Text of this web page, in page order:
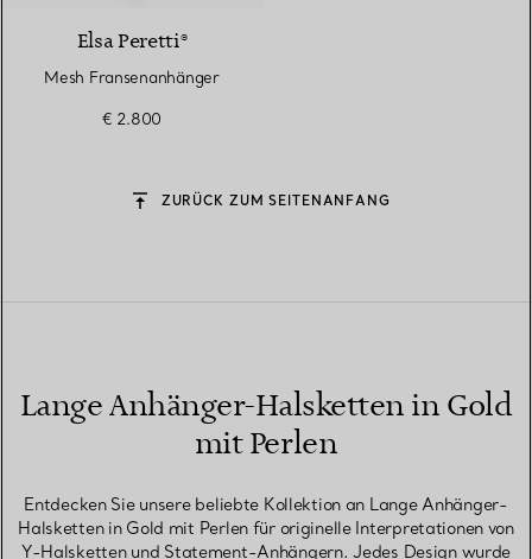
Elsa Peretti®
Mesh Fransenanhänger
€ 2.800
ZURÜCK ZUM SEITENANFANG
Lange Anhänger-Halsketten in Gold
mit Perlen
Entdecken Sie unsere beliebte Kollektion an Lange Anhänger-
Halsketten in Gold mit Perlen für originelle Interpretationen von
Y-Halsketten und Statement-Anhängern. Jedes Design wurde